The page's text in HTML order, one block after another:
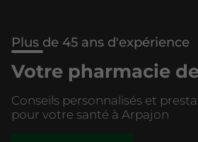
Plus de 45 ans d'expérience
Votre pharmacie
Conseils personnalisés et
pour votre santé à Arpajon